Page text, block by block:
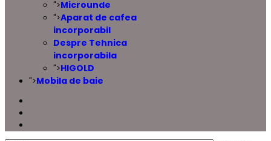
">Microunde
">Aparat de cafea
incorporabil
Despre Tehnica
incorporabila
">HIGOLD
">Mobila de baie